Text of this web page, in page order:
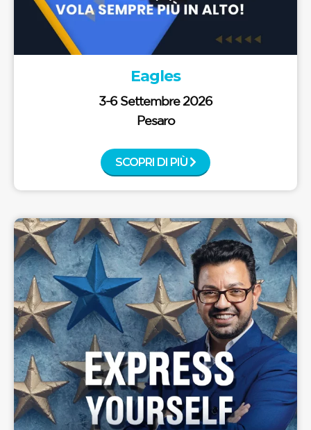
Eagles
3-6 Settembre 2026
Pesaro
SCOPRI DI PIÙ